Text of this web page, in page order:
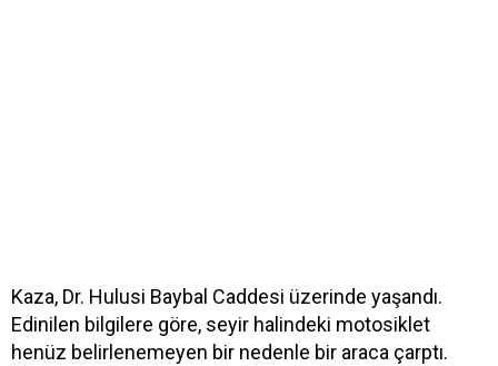
Kaza, Dr. Hulusi Baybal Caddesi üzerinde yaşandı.
Edinilen bilgilere göre, seyir halindeki motosiklet
henüz belirlenemeyen bir nedenle bir araca çarptı.